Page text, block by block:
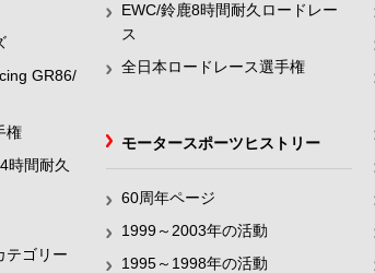
GR86/
権
時間耐久
テゴリー
EWC/鈴鹿8時間耐久ロードレー
ス
全日本ロードレース選手権
モータースポーツヒストリー
60周年ページ
1999～2003年の活動
1995～1998年の活動